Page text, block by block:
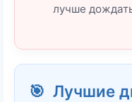
лучше
🎯 Лучшие